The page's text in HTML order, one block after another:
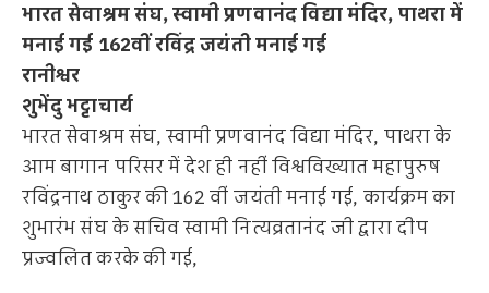
भारत सेवाश्रम संघ, स्वामी प्रणवानंद विद्या मंदिर, पाथरा में
मनाई गई 162वीं रविंद्र जयंती मनाई गई
रानीश्वर
शुभेंदु भट्टाचार्य
भारत सेवाश्रम संघ, स्वामी प्रणवानंद विद्या मंदिर, पाथरा के
आम बागान परिसर में देश ही नहीं विश्वविख्यात महापुरुष
रविंद्रनाथ ठाकुर की 162 वीं जयंती मनाई गई, कार्यक्रम का
शुभारंभ संघ के सचिव स्वामी नित्यव्रतानंद जी द्वारा दीप
प्रज्वलित करके की गई,